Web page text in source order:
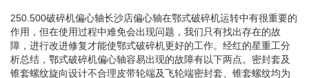
250.500破碎机偏心轴长沙店偏心轴在鄂式破碎机运转中有很重要的
作用，但在使用过程中难免会出现问题，我们只有找出存在的故
障，进行改进修复才能使鄂式破碎机更好的工作。经红的星重工分
析总结，鄂式破碎机偏心轴容易出现的故障有以下两点。密封套及
锥套螺纹旋向设计不合理皮带轮端及飞轮端密封套、锥套螺纹均为